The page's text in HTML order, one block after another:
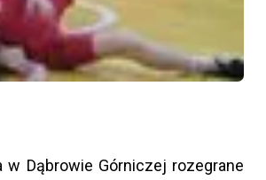
w Dąbrowie Górniczej rozegrane